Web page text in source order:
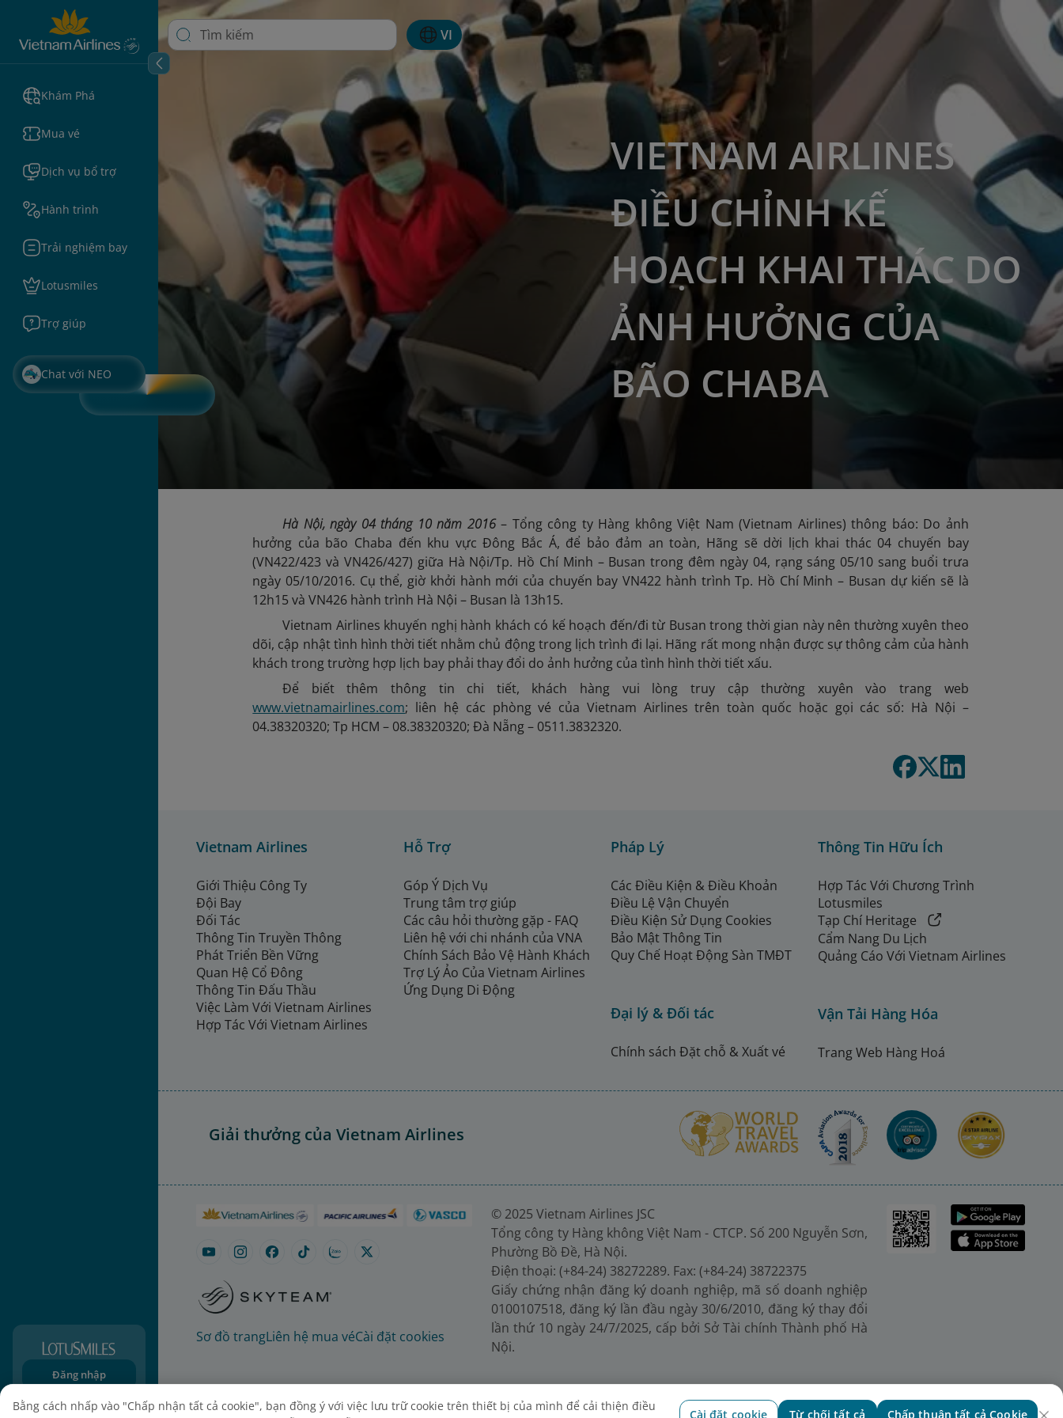
Khám Phá
Mua vé
Dịch vụ bổ trợ
Hành trình
Trải nghiệm bay
Lotusmiles
Trợ giúp
Chat với NEO
Đăng nhập
Đăng ký
VI
VIETNAM AIRLINES
ĐIỀU CHỈNH KẾ
HOẠCH KHAI THÁC DO
ẢNH HƯỞNG CỦA
BÃO CHABA
Hà Nội, ngày 04tháng 10năm 2016– Tổng công ty Hàng không Việt Nam (Vietnam Airlines) thông báo: Do ảnh
hưởng của bão Chaba đến khu vực Đông Bắc Á, để bảo đảm an toàn, Hãng sẽ dời lịch khai thác 04 chuyến bay
(VN422/423 và VN426/427) giữa Hà Nội/Tp. Hồ Chí Minh – Busan trong đêm ngày 04, rạng sáng 05/10 sang buổi trưa
ngày 05/10/2016. Cụ thể, giờ khởi hành mới của chuyến bay VN422 hành trình Tp. Hồ Chí Minh – Busan dự kiến sẽ là
12h15 và VN426 hành trình Hà Nội – Busan là 13h15.
Vietnam Airlines khuyến nghị hành khách có kế hoạch đến/đi từ Busan trong thời gian này nên thường xuyên theo
dõi, cập nhật tình hình thời tiết nhằm chủ động trong lịch trình đi lại. Hãng rất mong nhận được sự thông cảm của hành
khách trong trường hợp lịch bay phải thay đổi do ảnh hưởng của tình hình thời tiết xấu.
Để biết thêm thông tin chi tiết, khách hàng vui lòng truy cập thường xuyên vào trang web
www.vietnamairlines.com; liên hệ các phòng vé của Vietnam Airlines trên toàn quốc hoặc gọi các số: Hà Nội –
04.38320320; Tp HCM – 08.38320320; Đà Nẵng – 0511.3832320.
Vietnam Airlines
Giới Thiệu Công Ty
Đội Bay
Đối Tác
Thông Tin Truyền Thông
Phát Triển Bền Vững
Quan Hệ Cổ Đông
Thông Tin Đấu Thầu
Việc Làm Với Vietnam Airlines
Hợp Tác Với Vietnam Airlines
Hỗ Trợ
Góp Ý Dịch Vụ
Trung tâm trợ giúp
Các câu hỏi thường gặp - FAQ
Liên hệ với chi nhánh của VNA
Chính Sách Bảo Vệ Hành Khách
Trợ Lý Ảo Của Vietnam Airlines
Ứng Dụng Di Động
Pháp Lý
Các Điều Kiện & Điều Khoản
Điều Lệ Vận Chuyển
Điều Kiện Sử Dụng Cookies
Bảo Mật Thông Tin
Quy Chế Hoạt Động Sàn TMĐT
Đại lý & Đối tác
Chính sách Đặt chỗ & Xuất vé
Thông Tin Hữu Ích
Hợp Tác Với Chương Trình
Lotusmiles
Tạp Chí Heritage
Cẩm Nang Du Lịch
Quảng Cáo Với Vietnam Airlines
Vận Tải Hàng Hóa
Trang Web Hàng Hoá
Giải thưởng của Vietnam Airlines
Sơ đồ trangLiên hệ mua véCài đặt cookies
© 2025 Vietnam Airlines JSC
Tổng công ty Hàng không Việt Nam - CTCP. Số 200 Nguyễn Sơn,
Phường Bồ Đề, Hà Nội.
Điện thoại: (+84-24) 38272289. Fax: (+84-24) 38722375
Giấy chứng nhận đăng ký doanh nghiệp, mã số doanh nghiệp
0100107518, đăng ký lần đầu ngày 30/6/2010, đăng ký thay đổi
lần thứ 10 ngày 24/7/2025, cấp bởi Sở Tài chính Thành phố Hà
Nội.
Bằng cách nhấp vào "Chấp nhận tất cả cookie", bạn đồng ý với việc lưu trữ cookie trên thiết bị của mình để cải thiện điều
Cài đặt cookie Từ chối tất cả Chấp thuận tất cả Cookie